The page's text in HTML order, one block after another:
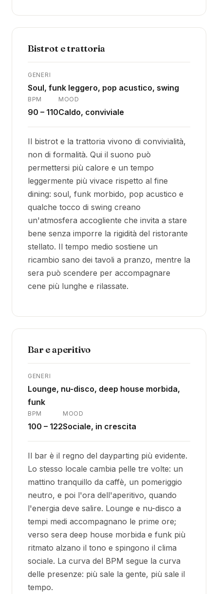
Bistrot e trattoria
GENERI
Soul, funk leggero, pop acustico, swing
BPM
90 – 110
MOOD
Caldo, conviviale
Il bistrot e la trattoria vivono di convivialità,
non di formalità. Qui il suono può
permettersi più calore e un tempo
leggermente più vivace rispetto al fine
dining: soul, funk morbido, pop acustico e
qualche tocco di swing creano
un'atmosfera accogliente che invita a stare
bene senza imporre la rigidità del ristorante
stellato. Il tempo medio sostiene un
ricambio sano dei tavoli a pranzo, mentre la
sera può scendere per accompagnare
cene più lunghe e rilassate.
Bar e aperitivo
GENERI
Lounge, nu-disco, deep house morbida,
funk
BPM
100 – 122
MOOD
Sociale, in crescita
Il bar è il regno del dayparting più evidente.
Lo stesso locale cambia pelle tre volte: un
mattino tranquillo da caffè, un pomeriggio
neutro, e poi l'ora dell'aperitivo, quando
l'energia deve salire. Lounge e nu-disco a
tempi medi accompagnano le prime ore;
verso sera deep house morbida e funk più
ritmato alzano il tono e spingono il clima
sociale. La curva del BPM segue la curva
delle presenze: più sale la gente, più sale il
tempo.